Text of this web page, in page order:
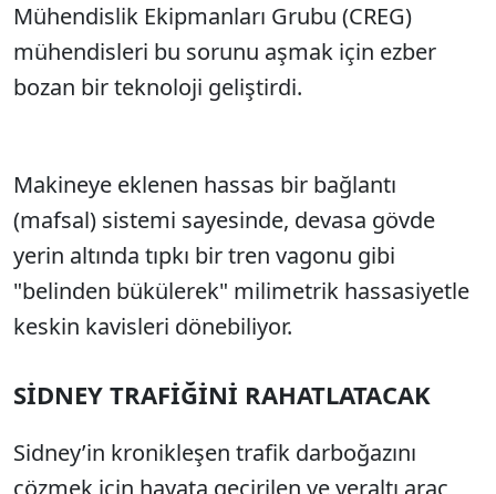
Mühendislik Ekipmanları Grubu (CREG)
mühendisleri bu sorunu aşmak için ezber
bozan bir teknoloji geliştirdi.
Makineye eklenen hassas bir bağlantı
(mafsal) sistemi sayesinde, devasa gövde
yerin altında tıpkı bir tren vagonu gibi
"belinden bükülerek" milimetrik hassasiyetle
keskin kavisleri dönebiliyor.
SİDNEY TRAFİĞİNİ RAHATLATACAK
Sidney’in kronikleşen trafik darboğazını
çözmek için hayata geçirilen ve yeraltı araç